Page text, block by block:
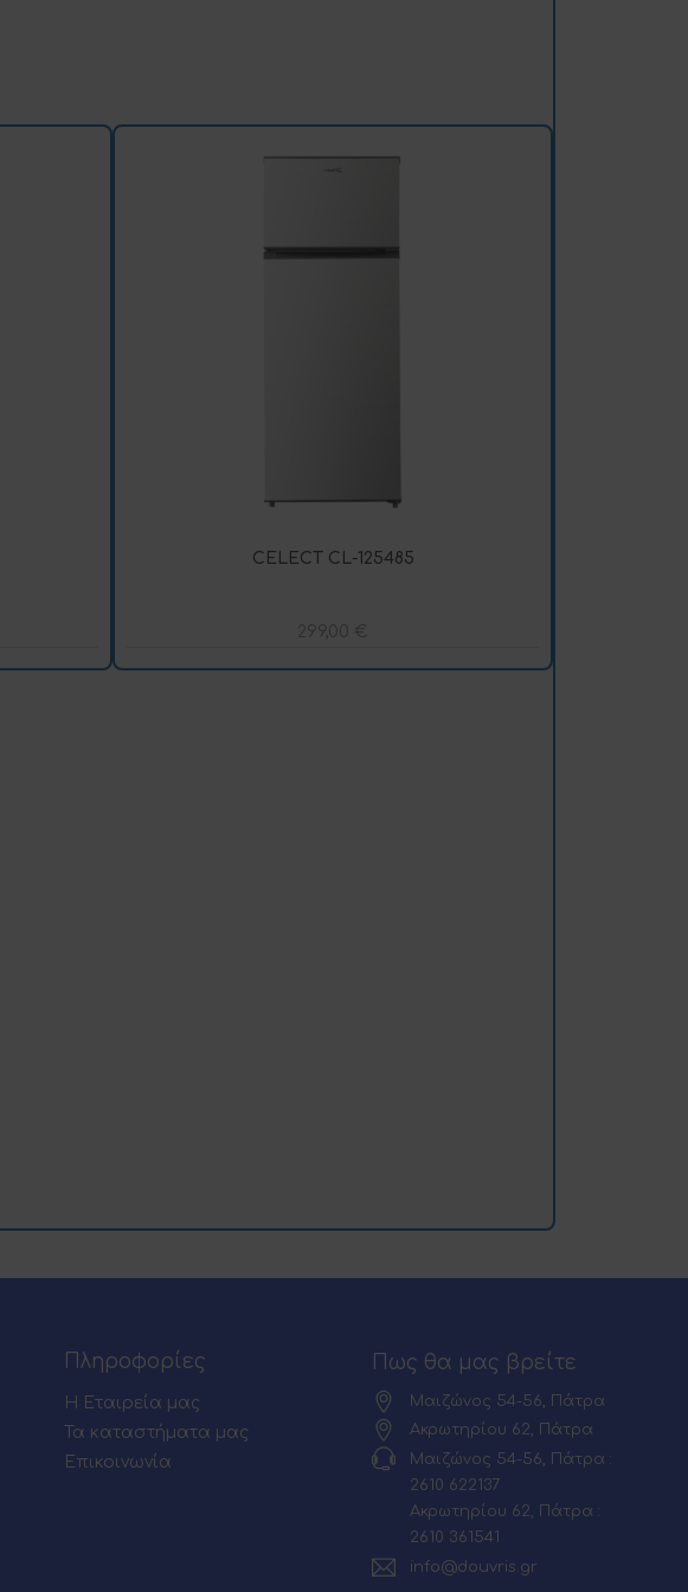
CELECT CL-125485
299,00 €
Πληροφορίες
Η Εταιρεία μας
Τα καταστήματα μας
Επικοινωνία
Πως θα μας βρείτε
Μαιζώνος 54-56, Πάτρα
Ακρωτηρίου 62, Πάτρα
Μαιζώνος 54-56, Πάτρα :
2610 622137
Ακρωτηρίου 62, Πάτρα :
2610 361541
info@douvris.gr